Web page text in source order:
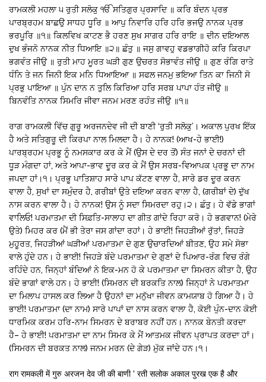
ਰਾਮਕਲੀ ਮਹਲਾ ੫ ਰੁਤੀ ਸਲੋਕੁ ੴ ਸਤਿਗੁਰ ਪ੍ਰਸਾਦਿ ॥ ਕਰਿ ਬੰਦਨ ਪ੍ਰਭ
ਪਾਰਬ੍ਰਹਮ ਬਾਛਉ ਸਾਧਹ ਧੂਰਿ ॥ ਆਪੁ ਨਿਵਾਰਿ ਹਰਿ ਹਰਿ ਭਜਉ ਨਾਨਕ ਪ੍ਰਭ
ਭਰਪੂਰਿ ॥੧॥ ਕਿਲਵਿਖ ਕਾਟਣ ਭੈ ਹਰਣ ਸੁਖ ਸਾਗਰ ਹਰਿ ਰਾਇ ॥ ਦੀਨ ਦਇਆਲ
ਦੁਖ ਭੰਜਨੋ ਨਾਨਕ ਨੀਤ ਧਿਆਇ ॥੨॥ ਛੰਤੁ ॥ ਜਸੁ ਗਾਵਹੁ ਵਡਭਾਗੀਹੋ ਕਰਿ ਕਿਰਪਾ
ਭਗਵੰਤ ਜੀਉ ॥ ਰੁਤੀ ਮਾਹ ਮੂਰਤ ਘੜੀ ਗੁਣ ਉਚਰਤ ਸੋਭਾਵੰਤ ਜੀਉ ॥ ਗੁਣ ਰੰਗਿ ਰਾਤੇ
ਧੰਨਿ ਤੇ ਜਨ ਜਿਨੀ ਇਕ ਮਨਿ ਧਿਆਇਆ ॥ ਸਫਲ ਜਨਮੁ ਭਇਆ ਤਿਨ ਕਾ ਜਿਨੀ ਸੋ
ਪ੍ਰਭੁ ਪਾਇਆ ॥ ਪੁੰਨ ਦਾਨ ਨ ਤੁਲਿ ਕਿਰਿਆ ਹਰਿ ਸਰਬ ਪਾਪਾ ਹੰਤ ਜੀਉ ॥
ਬਿਨਵੰਤਿ ਨਾਨਕ ਸਿਮਰਿ ਜੀਵਾ ਜਨਮ ਮਰਣ ਰਹੰਤ ਜੀਉ ॥੧॥
ਰਾਗ ਰਾਮਕਲੀ ਵਿੱਚ ਗੁਰੂ ਅਰਜਨਦੇਵ ਜੀ ਦੀ ਬਾਣੀ ‘ਰੁਤੀ ਸਲੋਕੁ’। ਅਕਾਲ ਪੁਰਖ ਇੱਕ
ਹੈ ਅਤੇ ਸਤਿਗੁਰੂ ਦੀ ਕਿਰਪਾ ਨਾਲ ਮਿਲਦਾ ਹੈ। ਹੇ ਨਾਨਕ! (ਆਖ-ਹੇ ਭਾਈ!)
ਪਾਰਬ੍ਰਹਮ ਪ੍ਰਭੂ ਨੂੰ ਨਮਸਕਾਰ ਕਰ ਕੇ ਮੈਂ (ਉਸ ਦੇ ਦਰ ਤੋਂ) ਸੰਤ ਜਨਾਂ ਦੇ ਚਰਨਾਂ ਦੀ
ਧੂੜ ਮੰਗਦਾ ਹਾਂ, ਅਤੇ ਆਪਾ-ਭਾਵ ਦੂਰ ਕਰ ਕੇ ਮੈਂ ਉਸ ਸਰਬ-ਵਿਆਪਕ ਪ੍ਰਭੂ ਦਾ ਨਾਮ
ਜਪਦਾ ਹਾਂ।੧। ਪ੍ਰਭੂ ਪਾਤਿਸ਼ਾਹ ਸਾਰੇ ਪਾਪ ਕੱਟਣ ਵਾਲਾ ਹੈ, ਸਾਰੇ ਡਰ ਦੂਰ ਕਰਨ
ਵਾਲਾ ਹੈ, ਸੁਖਾਂ ਦਾ ਸਮੁੰਦਰ ਹੈ, ਗਰੀਬਾਂ ਉਤੇ ਦਇਆ ਕਰਨ ਵਾਲਾ ਹੈ, (ਗਰੀਬਾਂ ਦੇ) ਦੁੱਖ
ਨਾਸ ਕਰਨ ਵਾਲਾ ਹੈ। ਹੇ ਨਾਨਕ! ਉਸ ਨੂੰ ਸਦਾ ਸਿਮਰਦਾ ਰਹੁ।੨। ਛੰਤੁ। ਹੇ ਵੱਡੇ ਭਾਗਾਂ
ਵਾਲਿਓ! ਪਰਮਾਤਮਾ ਦੀ ਸਿਫ਼ਤਿ-ਸਾਲਾਹ ਦਾ ਗੀਤ ਗਾਂਦੇ ਰਿਹਾ ਕਰੋ। ਹੇ ਭਗਵਾਨ! (ਮੇਰੇ
ਉਤੇ) ਮਿਹਰ ਕਰ (ਮੈਂ ਭੀ ਤੇਰਾ ਜਸ ਗਾਂਦਾ ਰਹਾਂ। ਹੇ ਭਾਈ! ਜਿਹੜੀਆਂ ਰੁੱਤਾਂ, ਜਿਹੜੇ
ਮੁਹੂਰਤ, ਜਿਹੜੀਆਂ ਘੜੀਆਂ ਪਰਮਾਤਮਾ ਦੇ ਗੁਣ ਉਚਾਰਦਿਆਂ ਬੀਤਣ, ਉਹ ਸਮੇ ਸੋਭਾ
ਵਾਲੇ ਹੁੰਦੇ ਹਨ। ਹੇ ਭਾਈ! ਜਿਹੜੇ ਬੰਦੇ ਪਰਮਾਤਮਾ ਦੇ ਗੁਣਾਂ ਦੇ ਪਿਆਰ-ਰੰਗ ਵਿਚ ਰੰਗੇ
ਰਹਿੰਦੇ ਹਨ, ਜਿਨ੍ਹਾਂ ਬੰਦਿਆਂ ਨੇ ਇਕ-ਮਨ ਹੋ ਕੇ ਪਰਮਾਤਮਾ ਦਾ ਸਿਮਰਨ ਕੀਤਾ ਹੈ, ਉਹ
ਬੰਦੇ ਭਾਗਾਂ ਵਾਲੇ ਹਨ। ਹੇ ਭਾਈ! (ਸਿਮਰਨ ਦੀ ਬਰਕਤਿ ਨਾਲ) ਜਿਨ੍ਹਾਂ ਨੇ ਪਰਮਾਤਮਾ
ਦਾ ਮਿਲਾਪ ਹਾਸਲ ਕਰ ਲਿਆ ਹੈ ਉਹਨਾਂ ਦਾ ਮਨੁੱਖਾ ਜੀਵਨ ਕਾਮਯਾਬ ਹੋ ਗਿਆ ਹੈ। ਹੇ
ਭਾਈ! ਪਰਮਾਤਮਾ (ਦਾ ਨਾਮ) ਸਾਰੇ ਪਾਪਾਂ ਦਾ ਨਾਸ ਕਰਨ ਵਾਲਾ ਹੈ, ਕੋਈ ਪੁੰਨ-ਦਾਨ ਕੋਈ
ਧਾਰਮਿਕ ਕਰਮ ਹਰਿ-ਨਾਮ ਸਿਮਰਨ ਦੇ ਬਰਾਬਰ ਨਹੀਂ ਹਨ। ਨਾਨਕ ਬੇਨਤੀ ਕਰਦਾ
ਹੈ– ਹੇ ਭਾਈ! ਪਰਮਾਤਮਾ ਦਾ ਨਾਮ ਸਿਮਰ ਕੇ ਮੈਂ ਆਤਮਕ ਜੀਵਨ ਪ੍ਰਾਪਤ ਕਰਦਾ ਹਾਂ।
(ਸਿਮਰਨ ਦੀ ਬਰਕਤ ਨਾਲ) ਜਨਮ ਮਰਨ (ਦੇ ਗੇੜ) ਮੁੱਕ ਜਾਂਦੇ ਹਨ।੧।
राग रामकली में गुरु अरजन देव जी की बाणी ‘ रती सलोक अकाल पुरख एक है और